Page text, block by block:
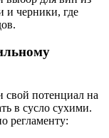
черники, где
потенциал на
в сусло сухими.
регламенту: